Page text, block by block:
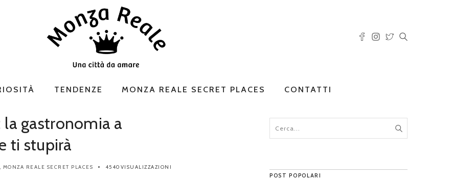
TENDENZE MONZA REALE SECRET PLACES CONTATTI
la gastronomia a
ti stupirà
, MONZA REALE SECRET PLACES 4540VISUALIZZAZIONI
POST POPOLARI